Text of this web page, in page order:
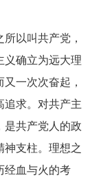
以叫共产党，
义确立为远大理
一次次奋起，
追求。对共产主
是共产党人的政
神支柱。理想之
经血与火的考